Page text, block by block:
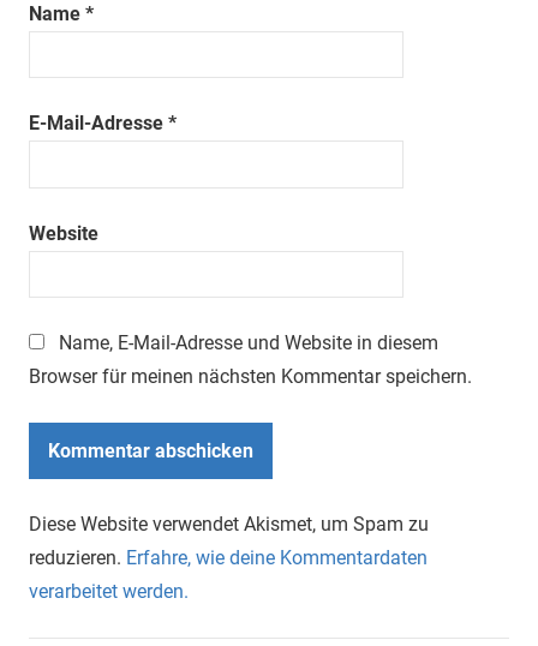
Name *
E-Mail-Adresse *
Website
Name, E-Mail-Adresse und Website in diesem
Browser für meinen nächsten Kommentar speichern.
Diese Website verwendet Akismet, um Spam zu
reduzieren. Erfahre, wie deine Kommentardaten
verarbeitet werden.